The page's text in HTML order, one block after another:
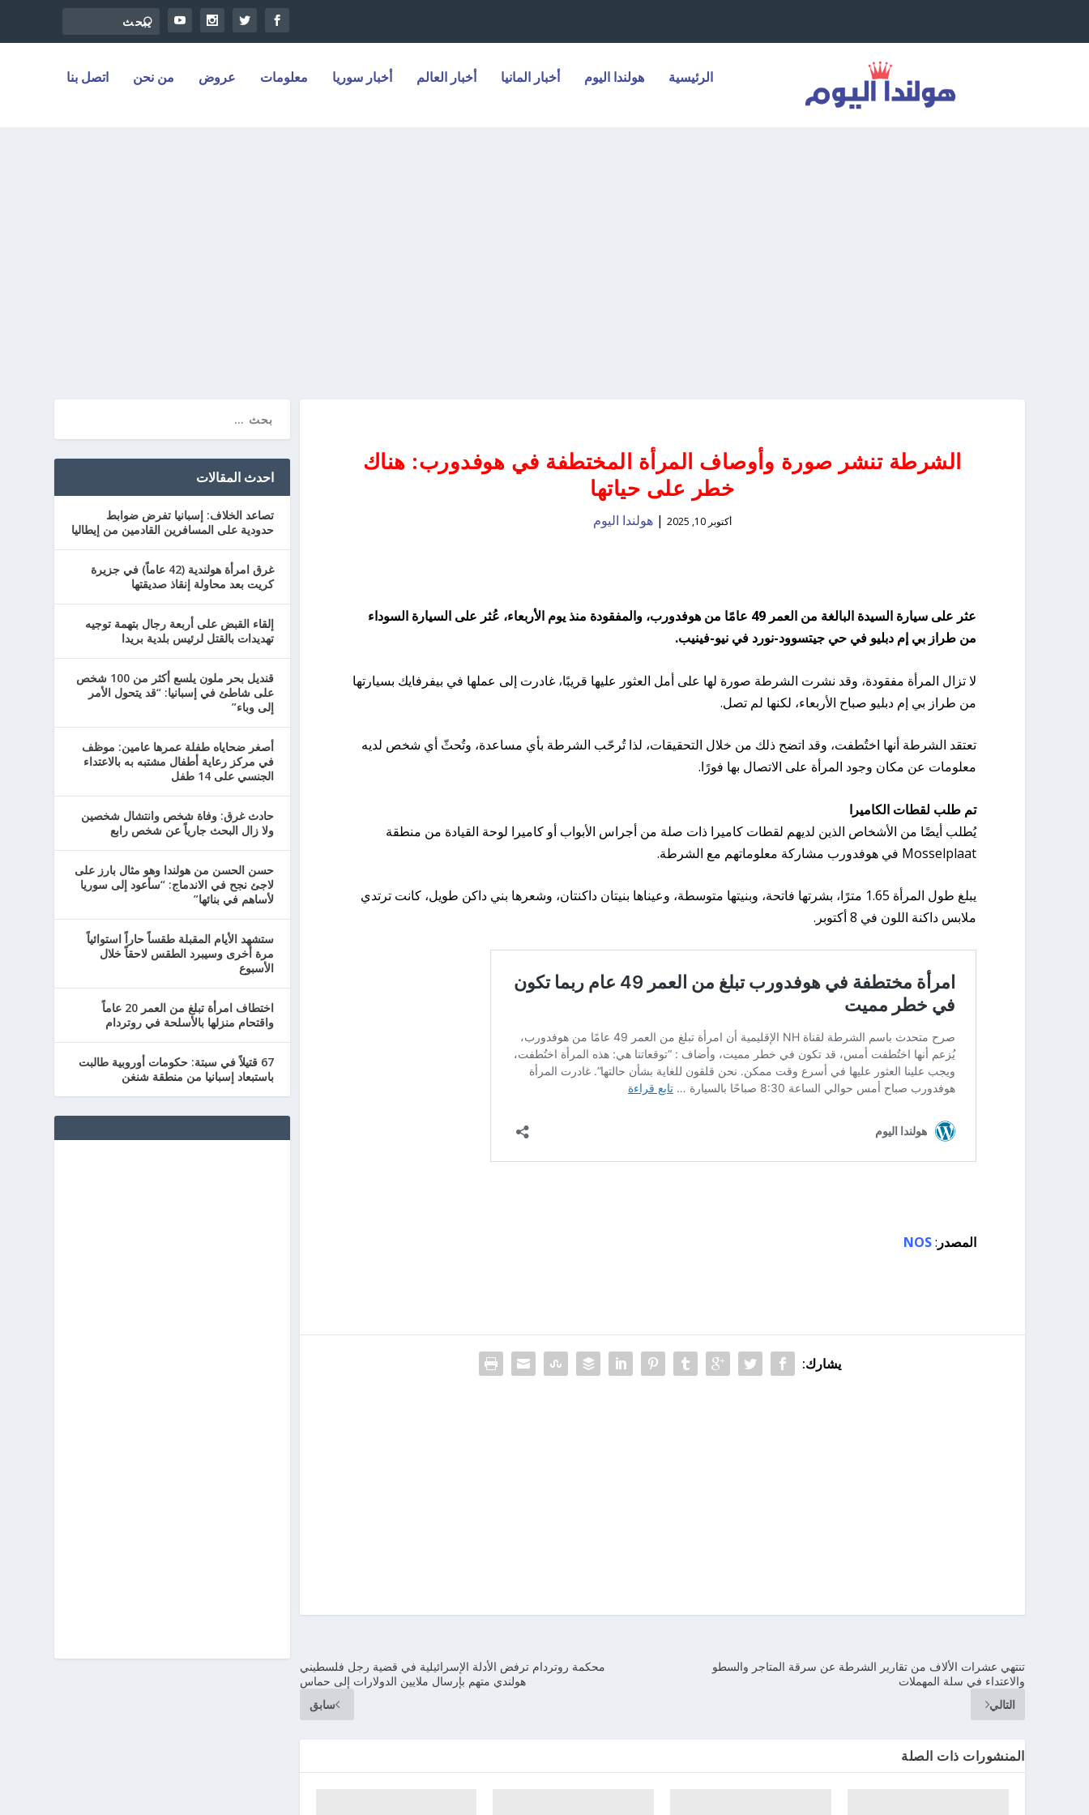
الرئيسية هولندا اليوم أخبار المانيا أخبار العالم أخبار سوريا معلومات عروض من نحن اتصل بنا
الشرطة تنشر صورة وأوصاف المرأة المختطفة في هوفدورب: هناك
خطر على حياتها
أكتوبر 10, 2025 |هولندا اليوم
عثر على سيارة السيدة البالغة من العمر 49 عامًا من هوفدورب، والمفقودة منذ يوم الأربعاء، عُثر على السيارة السوداء
من طراز بي إم دبليو في حي جيتسوود-نورد في نيو-فينيب.
لا تزال المرأة مفقودة، وقد نشرت الشرطة صورة لها على أمل العثور عليها قريبًا، غادرت إلى عملها في بيفرفايك بسيارتها
من طراز بي إم دبليو صباح الأربعاء، لكنها لم تصل.
تعتقد الشرطة أنها اختُطفت، وقد اتضح ذلك من خلال التحقيقات، لذا تُرحّب الشرطة بأي مساعدة، وتُحثّ أي شخص لديه
معلومات عن مكان وجود المرأة على الاتصال بها فورًا.
تم طلب لقطات الكاميرا
يُطلب أيضًا من الأشخاص الذين لديهم لقطات كاميرا ذات صلة من أجراس الأبواب أو كاميرا لوحة القيادة من منطقة
Mosselplaat في هوفدورب مشاركة معلوماتهم مع الشرطة.
يبلغ طول المرأة 1.65 مترًا، بشرتها فاتحة، وبنيتها متوسطة، وعيناها بنيتان داكنتان، وشعرها بني داكن طويل، كانت ترتدي
ملابس داكنة اللون في 8 أكتوبر.
المصدر :
NOS
يشارك:
محكمة روتردام ترفض الأدلة الإسرائيلية في قضية رجل فلسطيني
هولندي متهم بإرسال ملايين الدولارات إلى حماس
سابق
تنتهي عشرات الألاف من تقارير الشرطة عن سرقة المتاجر والسطو
والاعتداء في سلة المهملات
التالي
المنشورات ذات الصلة
احدث المقالات
تصاعد الخلاف: إسبانيا تفرض ضوابط
حدودية على المسافرين القادمين من إيطاليا
غرق امرأة هولندية (42 عاماً) في جزيرة
كريت بعد محاولة إنقاذ صديقتها
إلقاء القبض على أربعة رجال بتهمة توجيه
تهديدات بالقتل لرئيس بلدية بريدا
قنديل بحر ملون يلسع أكثر من 100 شخص
على شاطئ في إسبانيا: “قد يتحول الأمر
إلى وباء”
أصغر ضحاياه طفلة عمرها عامين: موظف
في مركز رعاية أطفال مشتبه به بالاعتداء
الجنسي على 14 طفل
حادث غرق: وفاة شخص وانتشال شخصين
ولا زال البحث جارياً عن شخص رابع
حسن الحسن من هولندا وهو مثال بارز على
لاجئ نجح في الاندماج: “سأعود إلى سوريا
لأساهم في بنائها”
ستشهد الأيام المقبلة طقساً حاراً استوائياً
مرة أخرى وسيبرد الطقس لاحقاً خلال
الأسبوع
اختطاف امرأة تبلغ من العمر 20 عاماً
واقتحام منزلها بالأسلحة في روتردام
67 قتيلاً في سبتة: حكومات أوروبية طالبت
باستبعاد إسبانيا من منطقة شنغن